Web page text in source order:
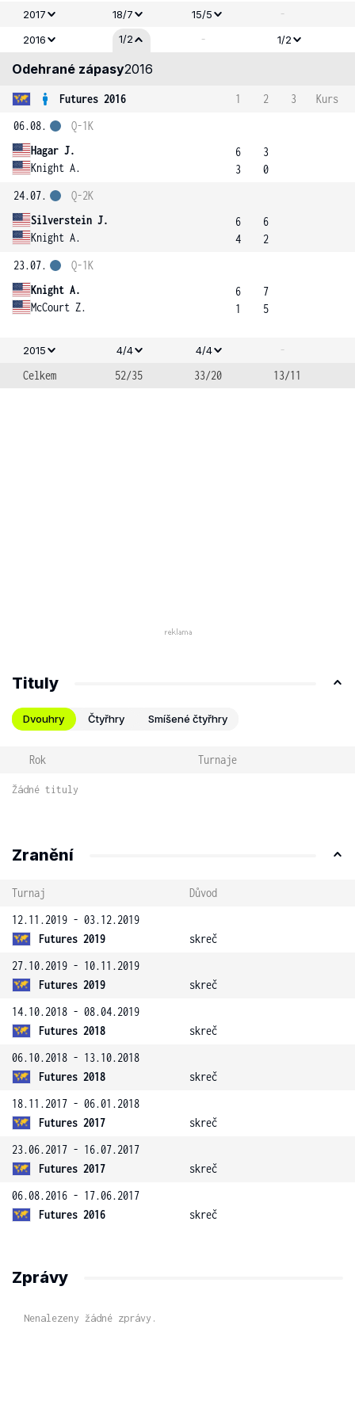
2017
18/7 15/5 -
2016
1/2 - 1/2
Odehrané zápasy2016
Futures 2016 1 2 3
Kurs
06.08.
Hagar J.
Knight A.
Q-1K
6
3
3
0
24.07.
Silverstein J.
Knight A.
Q-2K
6
4
6
2
23.07.
Knight A.
McCourt Z.
Q-1K
6
1
7
5
2015 4/4 4/4
-
Celkem
52/35 33/20 13/11
Tituly
Dvouhry Čtyřhry Smíšené čtyřhry
Rok Turnaje
Žádné tituly
Zranění
Turnaj
Důvod
12.11.2019 - 03.12.2019
Futures 2019
skreč
27.10.2019 - 10.11.2019
Futures 2019
skreč
14.10.2018 - 08.04.2019
Futures 2018
skreč
06.10.2018 - 13.10.2018
Futures 2018
skreč
18.11.2017 - 06.01.2018
Futures 2017
skreč
23.06.2017 - 16.07.2017
Futures 2017
skreč
06.08.2016 - 17.06.2017
Futures 2016
skreč
Zprávy
Nenalezeny žádné zprávy.